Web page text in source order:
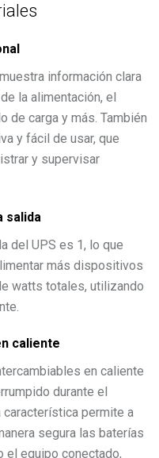
información clara
la alimentación, el
de carga y más. También
y fácil de usar, que
y supervisar
salida
del UPS es 1, lo que
más dispositivos
watts totales, utilizando
caliente
en caliente
durante el
permite a
segura las baterías
el equipo conectado,